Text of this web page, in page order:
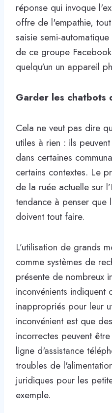
réponse qui invoque
offre de l'empathie,
saisie semi-
de ce groupe
quelqu'un un appareil
Garder les chatbots
Cela ne veut pas dire
utiles à rien : ils
dans certaines
certains contextes. Le
de la ruée actuelle sur
tendance à penser que
doivent tout faire.
L’utilisation de grands
comme systèmes de
présente de nombreux
inconvénients indiquent
inappropriés pour leur
inconvénient est que
incorrectes peuvent
ligne d'assistance
troubles de
juridiques pour les
exemple.